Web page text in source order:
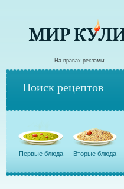
На правах рекламы:
Поиск рецептов
Первые блюда Вторые блюда